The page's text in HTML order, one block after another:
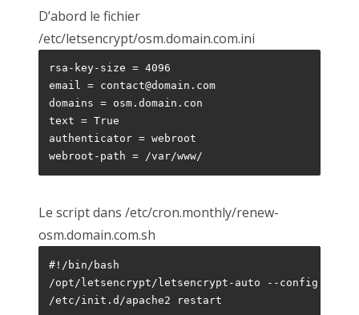
D’abord le fichier
/etc/letsencrypt/osm.domain.com.ini
rsa-key-size = 4096
email = contact@domain.com
domains = osm.domain.con
text = True
authenticator = webroot
webroot-path = /var/www/
Le script dans /etc/cron.monthly/renew-
osm.domain.com.sh
#!/bin/bash
/opt/letsencrypt/letsencrypt-auto --config /etc/
/etc/init.d/apache2 restart